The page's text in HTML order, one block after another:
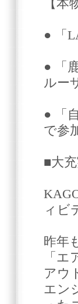
【本
● 「
● 「
ルー
● 「
で参
■大
ィビ
昨年
「
アウ
エン